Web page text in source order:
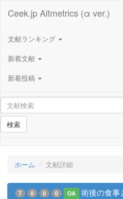
Ceek.jp Altmetrics (α ver.)
文献ランキング
新着文献
新着投稿
検索
ホーム 文献詳細
7 0 0 0 OA 術後の食事